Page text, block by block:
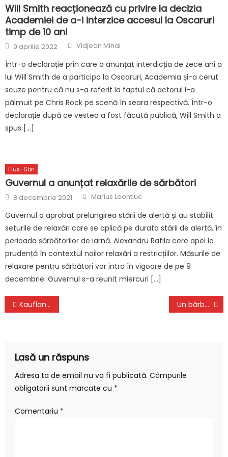
Will Smith reacționează cu privire la decizia
Academiei de a-i interzice accesul la Oscaruri
timp de 10 ani
Posted
on
9 aprilie 2022 Author
Vidjean Mihai
Într-o declarație prin care a anunțat interdicția de zece ani a
lui Will Smith de a participa la Oscaruri, Academia și-a cerut
scuze pentru că nu s-a referit la faptul că actorul l-a
pălmuit pe Chris Rock pe scenă în seara respectivă. Într-o
declarație după ce vestea a fost făcută publică, Will Smith a
spus […]
Flux-Stiri
Guvernul a anunțat relaxările de sărbători
Posted
on
8 decembrie 2021 Author
Marius Leontiuc
Guvernul a aprobat prelungirea stării de alertă și au stabilit
seturile de relaxări care se aplică pe durata stării de alertă, în
perioada sărbătorilor de iarnă. Alexandru Rafila cere apel la
prudență în contextul noilor relaxări a restricțiilor. Măsurile de
relaxare pentru sărbători vor intra în vigoare de pe 9
decembrie. Guvernul s-a reunit miercuri […]
Navigare
Kaufland a retras de pe piaţă produsul Bio Avocado pentru depăşirea limitei de pesticide Un bărbat care a dispărut în urmă cu 10 ani, găsit într-un congelator din subsolul unui bar
Lasă un răspuns
Adresa ta de email nu va fi publicată. Câmpurile
obligatorii sunt marcate cu *
Comentariu *